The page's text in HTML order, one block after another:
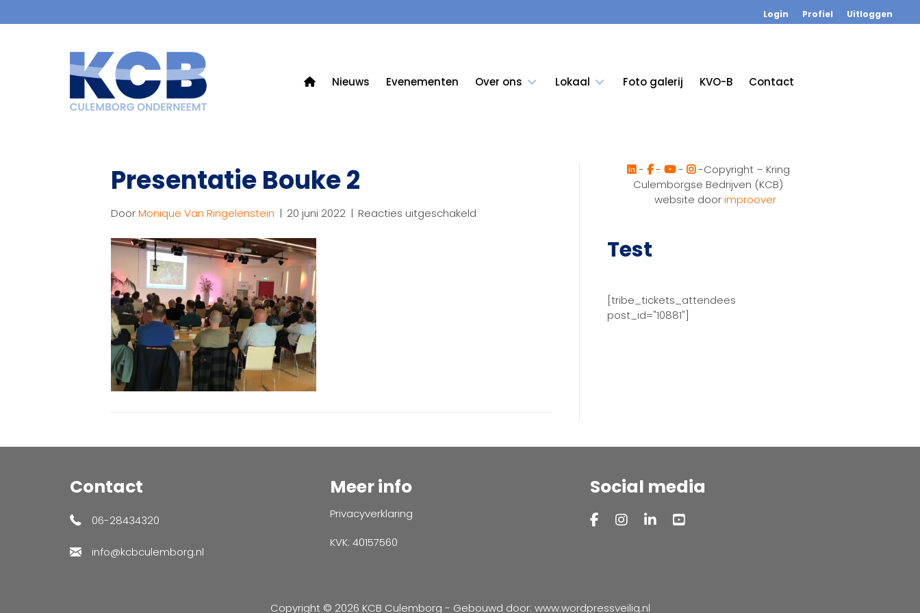
Login Profiel Uitloggen
Nieuws Evenementen Over ons Lokaal Foto galerij KVO-B Contact
Presentatie Bouke 2
DoorMonique Van Ringelenstein | 20 juni 2022 | Reacties uitgeschakeld
- - -
-Copyright – Kring
Culemborgse Bedrijven (KCB)
website doorimproover
Test
[tribe_tickets_attendees
post_id="10881"]
Contact
06-28434320
info@kcbculemborg.nl
Meer info
Privacyverklaring
KVK: 40157560
Social media
Copyright © 2026 KCB Culemborg - Gebouwd door: www.wordpressveilig.nl